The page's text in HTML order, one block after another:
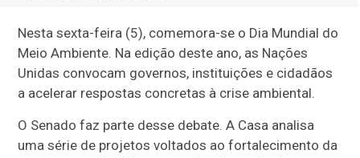
Nesta sexta-feira (5), comemora-se o Dia Mundial do
Meio Ambiente. Na edição deste ano, as Nações
Unidas convocam governos, instituições e cidadãos
a acelerar respostas concretas à crise ambiental.
O Senado faz parte desse debate. A Casa analisa
uma série de projetos voltados ao fortalecimento da